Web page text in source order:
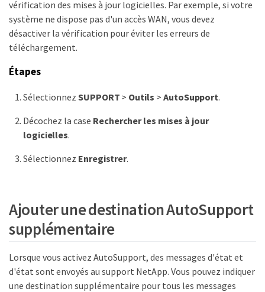
vérification des mises à jour logicielles. Par exemple, si votre
système ne dispose pas d'un accès WAN, vous devez
désactiver la vérification pour éviter les erreurs de
téléchargement.
Étapes
Sélectionnez SUPPORT > Outils > AutoSupport.
Décochez la case Rechercher les mises à jour
logicielles.
Sélectionnez Enregistrer.
Ajouter une destination AutoSupport
supplémentaire
Lorsque vous activez AutoSupport, des messages d'état et
d'état sont envoyés au support NetApp. Vous pouvez indiquer
une destination supplémentaire pour tous les messages